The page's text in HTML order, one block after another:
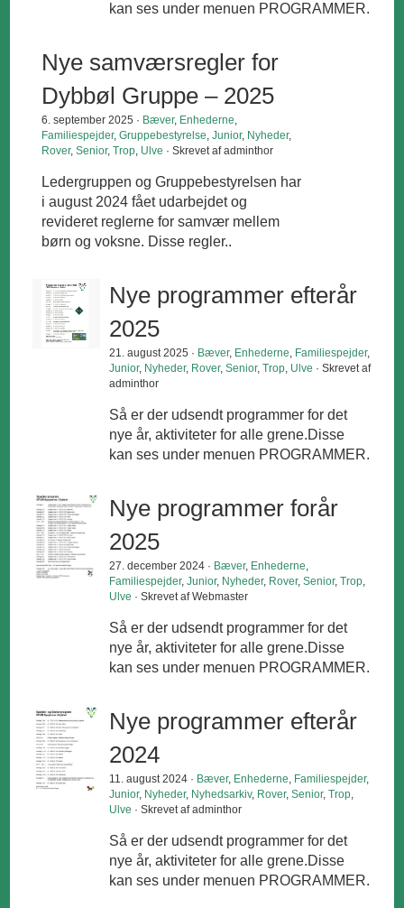
kan ses under menuen PROGRAMMER.
Nye samværsregler for
Dybbøl Gruppe – 2025
6. september 2025 · Bæver, Enhederne,
Familiespejder,Gruppebestyrelse,Junior, Nyheder,
Rover,Senior,Trop, Ulve · Skrevet af adminthor
Ledergruppen og Gruppebestyrelsen har
i august 2024 fået udarbejdet og
revideret reglerne for samvær mellem
børn og voksne. Disse regler..
Nye programmer efterår
2025
21. august 2025 · Bæver, Enhederne, Familiespejder,
Junior, Nyheder, Rover,Senior,Trop, Ulve · Skrevet af
adminthor
Så er der udsendt programmer for det
nye år, aktiviteter for alle grene.Disse
kan ses under menuen PROGRAMMER.
Nye programmer forår
2025
27. december 2024 · Bæver, Enhederne,
Familiespejder,Junior, Nyheder, Rover,Senior,Trop,
Ulve · Skrevet af Webmaster
Så er der udsendt programmer for det
nye år, aktiviteter for alle grene.Disse
kan ses under menuen PROGRAMMER.
Nye programmer efterår
2024
11. august 2024 · Bæver, Enhederne, Familiespejder,
Junior, Nyheder, Nyhedsarkiv, Rover,Senior,Trop,
Ulve · Skrevet af adminthor
Så er der udsendt programmer for det
nye år, aktiviteter for alle grene.Disse
kan ses under menuen PROGRAMMER.